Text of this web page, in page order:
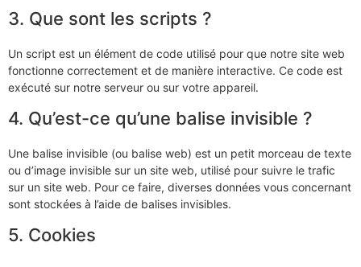
3. Que sont les scripts ?
Un script est un élément de code utilisé pour que notre site web
fonctionne correctement et de manière interactive. Ce code est
exécuté sur notre serveur ou sur votre appareil.
4. Qu’est-ce qu’une balise invisible ?
Une balise invisible (ou balise web) est un petit morceau de texte
ou d’image invisible sur un site web, utilisé pour suivre le trafic
sur un site web. Pour ce faire, diverses données vous concernant
sont stockées à l’aide de balises invisibles.
5. Cookies